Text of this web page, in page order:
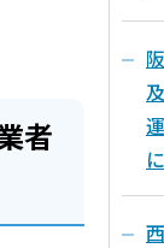
者